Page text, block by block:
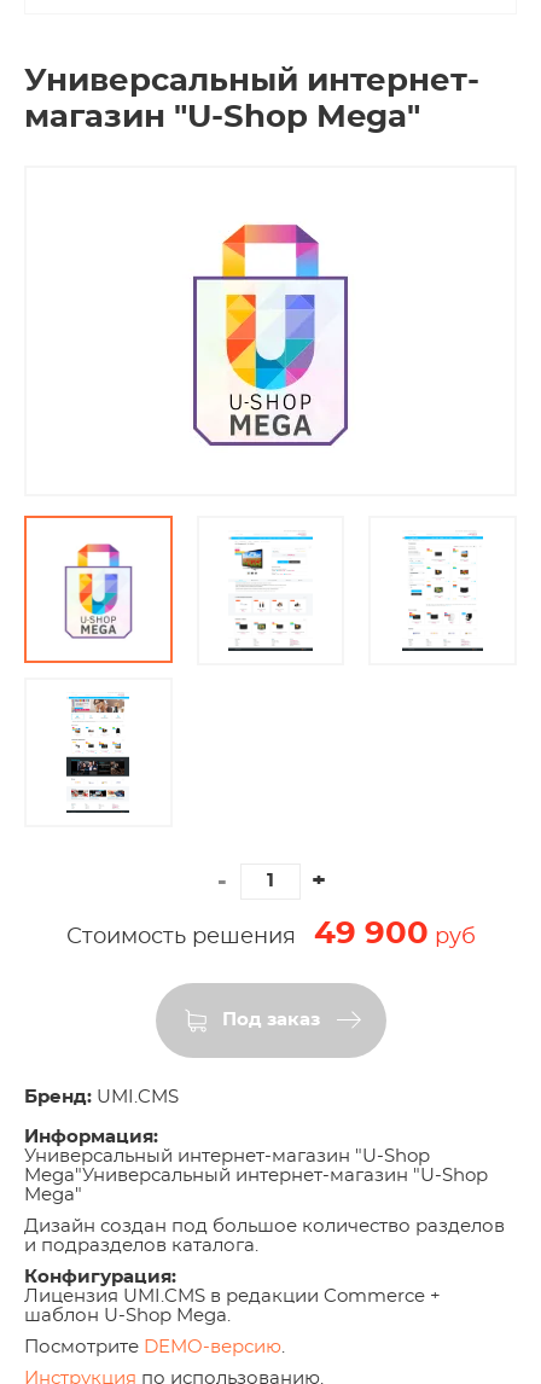
Универсальный интернет-
магазин "U-Shop Mega"
Стоимость решения 49 900 руб
Под заказ
Бренд: UMI.CMS
Информация:
Универсальный интернет-магазин "U-Shop
Mega"Универсальный интернет-магазин "U-Shop
Mega"
Дизайн создан под большое количество разделов
и подразделов каталога
Конфигурация:
Лицензия UMI.CMS в редакции Commerce +
шаблон U-Shop Mega.
Посмотрите
DEMO-версию
Инструкция по использованию.